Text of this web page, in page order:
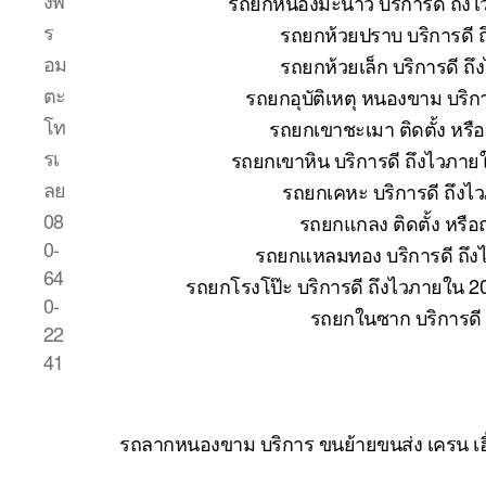
ร
อม
ตะ
โท
รเ
ลย
08
0-
64
0-
22
41
รถยกห้วยปราบ บริการดี
รถยกห้วยเล็ก บริการดี ถึ
รถยกอุบัติเหตุ หนองขาม บริก
รถยกเขาชะเมา ติดตั้ง หรื
รถยกเขาหิน บริการดี ถึงไวภา
รถยกเคหะ บริการดี ถึงไ
รถยกแกลง ติดตั้ง หรือ
รถยกแหลมทอง บริการดี ถึง
รถยกโรงโป๊ะ บริการดี ถึงไวภายใน
รถยกในซาก บริการ
รถลากหนองขาม บริการ ขนย้ายขนส่ง เครน